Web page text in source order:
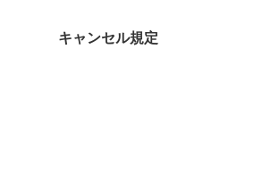
キャンセル規定